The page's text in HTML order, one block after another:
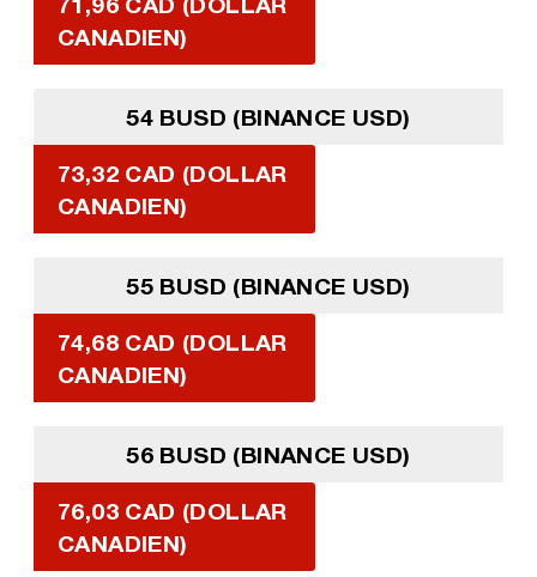
CANADIEN)
54 BUSD (BINANCE USD)
73,32 CAD (DOLLAR
CANADIEN)
55 BUSD (BINANCE USD)
74,68 CAD (DOLLAR
CANADIEN)
56 BUSD (BINANCE USD)
76,03 CAD (DOLLAR
CANADIEN)